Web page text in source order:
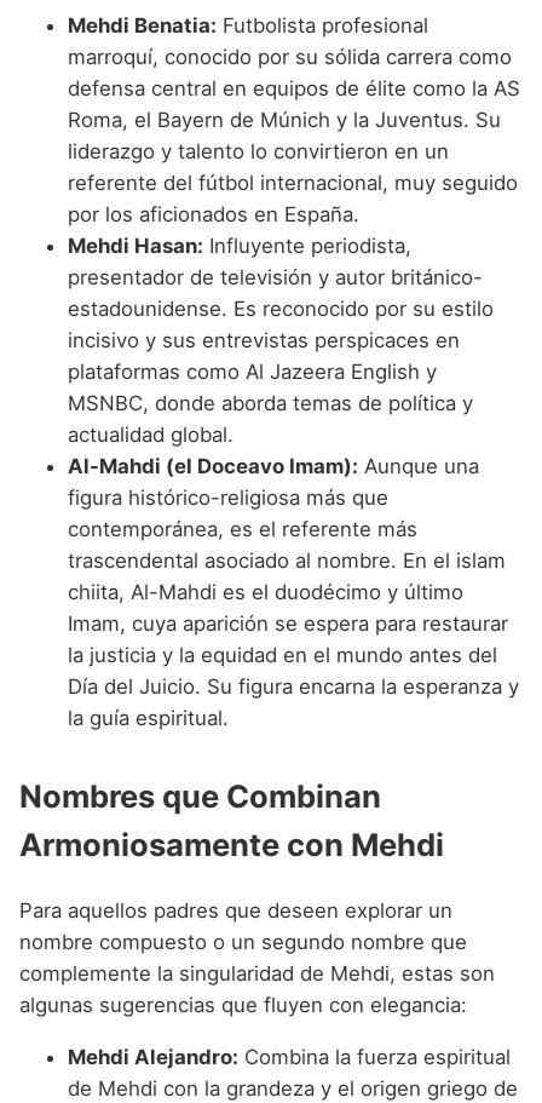
Mehdi Benatia: Futbolista profesional
marroquí, conocido por su sólida carrera como
defensa central en equipos de élite como la AS
Roma, el Bayern de Múnich y la Juventus. Su
liderazgo y talento lo convirtieron en un
referente del fútbol internacional, muy seguido
por los aficionados en España.
Mehdi Hasan: Influyente periodista,
presentador de televisión y autor británico-
estadounidense. Es reconocido por su estilo
incisivo y sus entrevistas perspicaces en
plataformas como Al Jazeera English y
MSNBC, donde aborda temas de política y
actualidad global.
Al-Mahdi (el Doceavo Imam): Aunque una
figura histórico-religiosa más que
contemporánea, es el referente más
trascendental asociado al nombre. En el islam
chiita, Al-Mahdi es el duodécimo y último
Imam, cuya aparición se espera para restaurar
la justicia y la equidad en el mundo antes del
Día del Juicio. Su figura encarna la esperanza y
la guía espiritual.
Nombres que Combinan
Armoniosamente con Mehdi
Para aquellos padres que deseen explorar un
nombre compuesto o un segundo nombre que
complemente la singularidad de Mehdi, estas son
algunas sugerencias que fluyen con elegancia:
Mehdi Alejandro: Combina la fuerza espiritual
de Mehdi con la grandeza y el origen griego de